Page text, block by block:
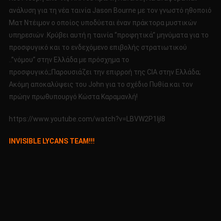
ανάλυση για τη νέα ταινία Jason Bourne με τον γνωστό ηθοποιό
Ματ Ντέιμον ο οποίος υποδύεται έναν πράκτορα μυστικών
υπηρεσιών .Κρύβει αυτή η ταινία “προφητικά” μηνύματα για το
προσφυγικό και το ενδεχόμενο επιβολής στρατιωτικού
..”νόμου” στην Ελλάδα με πρόσχημα το
προσφυγικό;;Παρουσιάζει την επιρροή της CIA στην Ελλάδα;
Ακόμη αποκαλύψεις του John για το σχέδιο Πυθία και τον
πρώην πρωθυπουργό Κώστα Καραμανλή!
https://www.youtube.com/watch?v=LBVW2P1IjI8
INVISIBLE LYCANS TEAM!!!